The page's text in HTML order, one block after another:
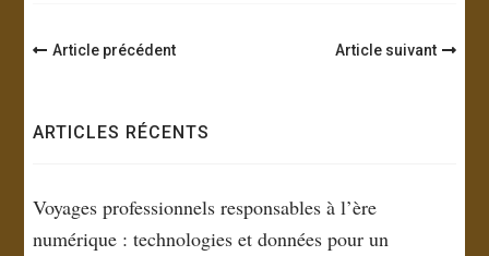
Navigation
Article précédent Article suivant
ARTICLES RÉCENTS
Voyages professionnels responsables à l’ère
numérique : technologies et données pour un